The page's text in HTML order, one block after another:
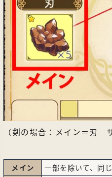
（剣の場合：メイン＝刃
メイン
一部を除いて、同